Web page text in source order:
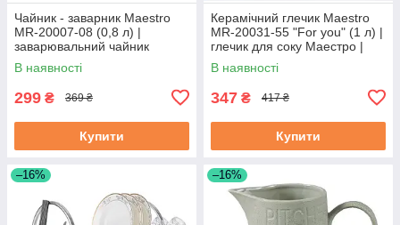
Чайник - заварник Maestro
MR-20007-08 (0,8 л) |
заварювальний чайник
Маестро | керамічний чайник
Маестро
В наявності
299 ₴ 369 ₴
Купити
Керамічний глечик Maestro
MR-20031-55 "For you" (1 л) |
глечик для соку Маестро |
ємність для води Маестро
В наявності
347 ₴ 417 ₴
Купити
–16% –16%